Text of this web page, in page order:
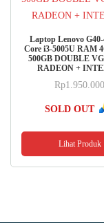
Laptop Lenovo
Core i3-5005U RAM
500GB DOUBLE
RADEON +
Rp1.950.000
SOLD OUT
Lihat Produk